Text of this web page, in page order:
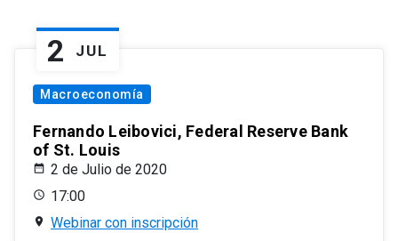
2 JUL
Macroeconomía
Fernando Leibovici, Federal Reserve Bank
of St. Louis
2 de Julio de 2020
17:00
Webinar con inscripción